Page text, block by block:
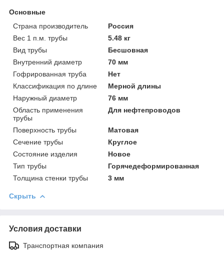
Основные
Страна производитель
Россия
Вес 1 п.м. трубы
5.48 кг
Вид трубы
Бесшовная
Внутренний диаметр
70 мм
Гофрированная труба
Нет
Классификация по длине
Мерной длины
Наружный диаметр
76 мм
Область применения
трубы
Для нефтепроводов
Поверхность трубы
Матовая
Сечение трубы
Круглое
Состояние изделия
Новое
Тип трубы
Горячедеформированная
Толщина стенки трубы
3 мм
Скрыть
Условия доставки
Транспортная компания